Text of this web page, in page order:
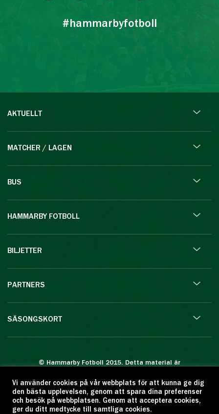
#hammarbyfotboll
AKTUELLT
MATCHER / LAGEN
BUS
HAMMARBY FOTBOLL
BILJETTER
PARTNERS
SÄSONGSKORT
© Hammarby Fotboll 2015. Detta material är
Eftertryck eller annan kopiering är förbjuden.
Citera oss gärna men ange källan:
www.hammarbyfotboll.se. Ansvarig utgivare:
Vi använder cookies på vår webbplats för att kunna ge dig
den bästa upplevelsen, genom att spara dina preferenser
och besök på webbplatsen. Genom att acceptera cookies,
ger du ditt medtycke till samtliga cookies.